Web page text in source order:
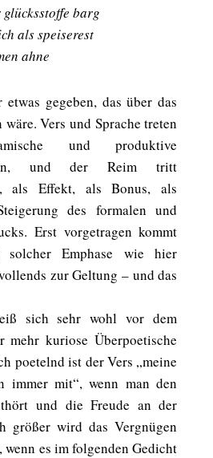
barg
als speiserest
ahne
gegeben, das über das
Vers und Sprache treten
und produktive
und der Reim tritt
als Effekt, als Bonus, als
des formalen und
Erst vorgetragen kommt
solcher Emphase wie hier
zur Geltung – und das
sich sehr wohl vor dem
mehr kuriose Überpoetische
poetelnd ist der Vers „meine
immer mit“, wenn man den
und die Freude an der
größer wird das Vergnügen
wenn es im folgenden Gedicht